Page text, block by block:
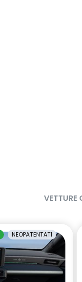
VETTURE
NEOPATENTATI